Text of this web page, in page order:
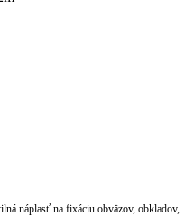
náplasť na fixáciu obväzov, obkladov,